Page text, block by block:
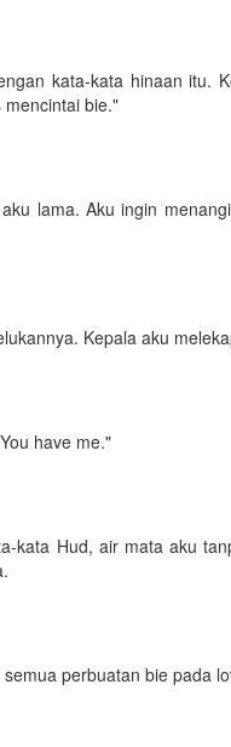
kata-kata hinaan itu.
bie."
lama. Aku ingin
Kepala aku
have me."
kata Hud, air mata aku
perbuatan bie pada